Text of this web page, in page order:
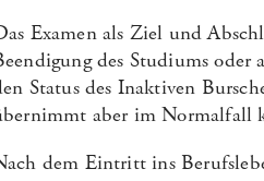
Examen als Ziel und
des Studiums oder
Status des Inaktiven
aber im Normalfall
dem Eintritt ins